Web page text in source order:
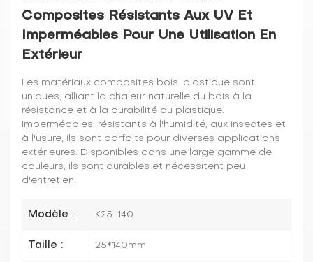
Composites Résistants Aux UV Et
Imperméables Pour Une Utilisation En
Extérieur
Les matériaux composites bois-plastique sont
uniques, alliant la chaleur naturelle du bois à la
résistance et à la durabilité du plastique.
Imperméables, résistants à l'humidité, aux insectes et
à l'usure, ils sont parfaits pour diverses applications
extérieures. Disponibles dans une large gamme de
couleurs, ils sont durables et nécessitent peu
d'entretien.
Modèle : K25-140
Taille : 25*140mm